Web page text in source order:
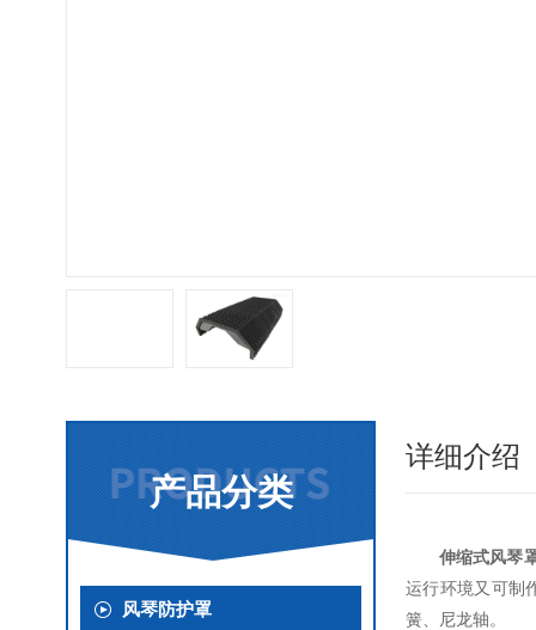
产品分类
风琴防护罩
详细介绍
伸缩式风琴
运行环境又可制
簧、尼龙轴。